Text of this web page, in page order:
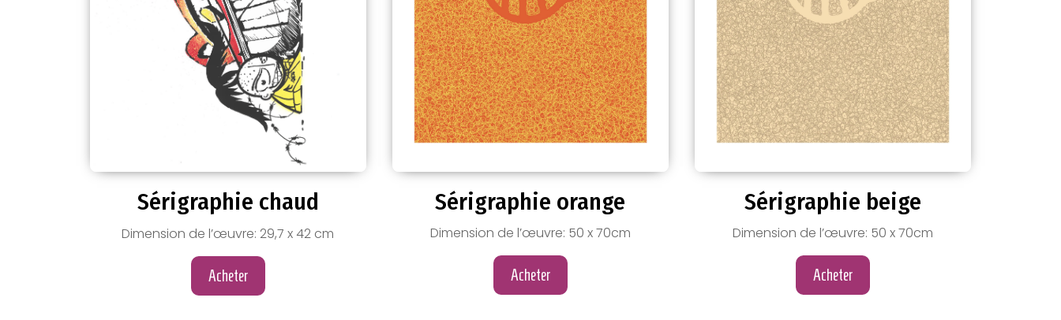
Sérigraphie chaud
Dimension de l’œuvre: 29,7 x 42 cm
Acheter
Sérigraphie orange
Dimension de l’œuvre: 50 x 70cm
Acheter
Sérigraphie beige
Dimension de l’œuvre: 50 x 70cm
Acheter